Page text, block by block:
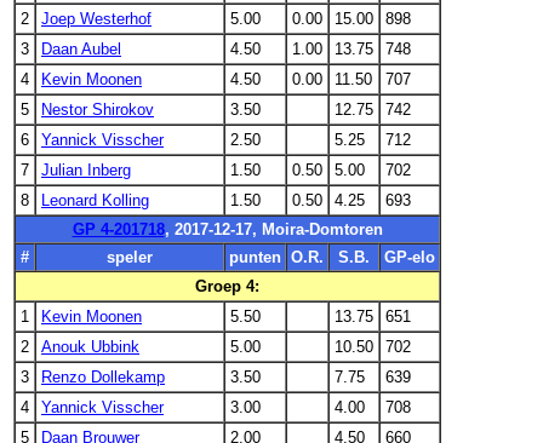
2
Joep Westerhof 5.00 0.00 15.00
898
3
Daan Aubel 4.50 1.00 13.75
748
4
Kevin Moonen 4.50 0.00 11.50
707
5
Nestor Shirokov 3.50 12.75
742
6
Yannick Visscher 2.50 5.25
712
7
Julian Inberg 1.50 0.50 5.00
702
8
Leonard Kolling 1.50 0.50 4.25
693
GP 4-201718, 2017-12-17, Moira-Domtoren
#
speler punten O.R. S.B.
GP-elo
Groep 4:
1
Kevin Moonen 5.50 13.75
651
2
Anouk Ubbink 5.00 10.50
702
3
Renzo Dollekamp 3.50 7.75
639
4
Yannick Visscher 3.00 4.00
708
5
Daan Brouwer 2.00 4.50
660